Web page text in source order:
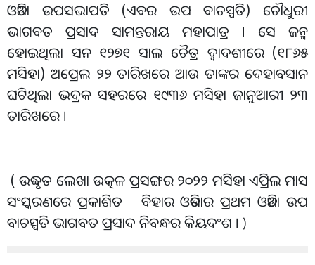
ଓଡିଆ ଉପସଭାପତି (ଏବର ଉପ ବାଚସ୍ପତି) ଚୌଧୁରୀ
ଭାଗବତ ପ୍ରସାଦ ସାମନ୍ତରାୟ ମହାପାତ୍ର । ସେ ଜନ୍ମ
ହୋଇଥିଲା ସନ ୧୨୭୧ ସାଲ ଚୈତ୍ର ଦ୍ବାଦଶୀରେ (୧୮୬୫
ମସିହା) ଅପ୍ରେଲ ୨୨ ତାରିଖରେ ଆଉ ତାଙ୍କର ଦେହାବସାନ
ଘଟିଥିଲା ଭଦ୍ରକ ସହରରେ ୧୯୩୬ ମସିହା ଜାନୁଆରୀ ୨୩
ତାରିଖରେ ।
( ଉଦ୍ଧୃତ ଲେଖା ଉତ୍କଳ ପ୍ରସଙ୍ଗର ୨୦୨୨ ମସିହା ଏପ୍ରିଲ ମାସ
ସଂସ୍କରଣରେ ପ୍ରକାଶିତ ବିହାର ଓଡିଶାର ପ୍ରଥମ ଓଡିଆ ଉପ
ବାଚସ୍ପତି ଭାଗବତ ପ୍ରସାଦ ନିବନ୍ଧର କିୟଦଂଶ । )